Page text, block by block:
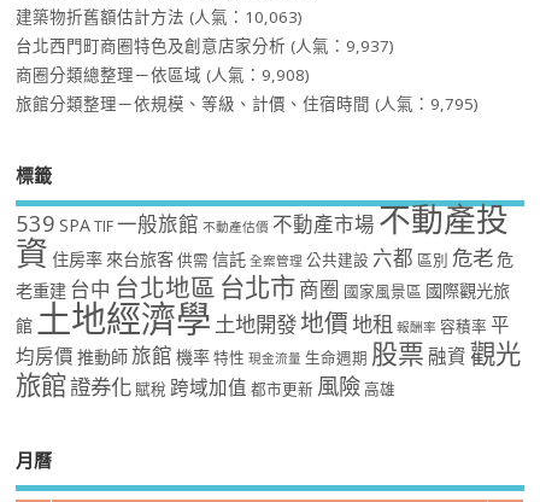
建築物折舊額估計方法 (人氣：10,063)
台北西門町商圈特色及創意店家分析 (人氣：9,937)
商圈分類總整理－依區域 (人氣：9,908)
旅館分類整理－依規模、等級、計價、住宿時間 (人氣：9,795)
標籤
539 SPA TIF 一般旅館 不動產估價 不動產市場不動產投
資 住房率 來台旅客 供需 信託 全案管理 公共建設 六都 區別 危老危
老重建 台中 台北地區 台北市商圈 國家風景區 國際觀光旅
館 土地經濟學 土地開發地價地租 報酬率 容積率 平
均房價 推動師旅館 機率 特性 現金流量 生命週期 股票 融資 觀光
旅館證券化 賦稅 跨域加值 都市更新 風險 高雄
月曆